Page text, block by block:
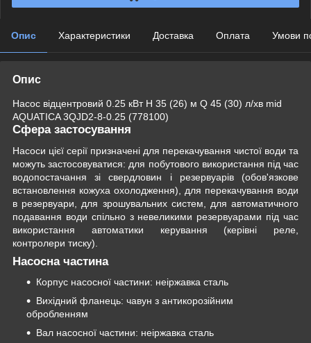
Опис Характеристики Доставка Оплата Умови
Опис
Насос відцентровий 0.25 кВт H 35 (26) м Q 45 (30) л/хв mid
AQUATICA 3QJD2-8-0.25 (778100)
Сфера застосування
Насоси цієї серії призначені для перекачування чистої води та
можуть застосовуватися: для побутового використання під час
водопостачання зі свердловин і резервуарів (обов'язкове
встановлення кожуха охолодження), для перекачування води
в резервуари, для зрошувальних систем, для автоматичного
подавання води спільно з невеликими резервуарами під час
використання автоматики керування (керівні реле,
контролери тиску).
Насосна частина
Корпус насосної частини: неіржавка сталь
Вихідний фланець: чавун з антикорозійним
обробленням
Вал насосної частини: неіржавка сталь